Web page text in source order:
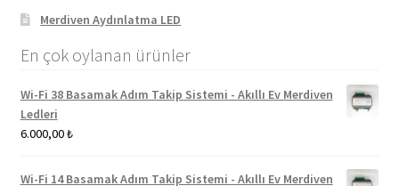
Merdiven Aydınlatma LED
En çok oylanan ürünler
Wi-Fi 38 Basamak Adım Takip Sistemi - Akıllı Ev Merdiven
Ledleri
6.000,00₺
Wi-Fi 14 Basamak Adım Takip Sistemi - Akıllı Ev Merdiven